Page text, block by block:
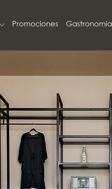
Promociones Gastronomía